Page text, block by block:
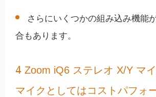
さらにいくつかの組み込み機能
合もあります。
4 Zoom iQ6 ステレオ X/Y マ
マイクとしてはコストパフォ